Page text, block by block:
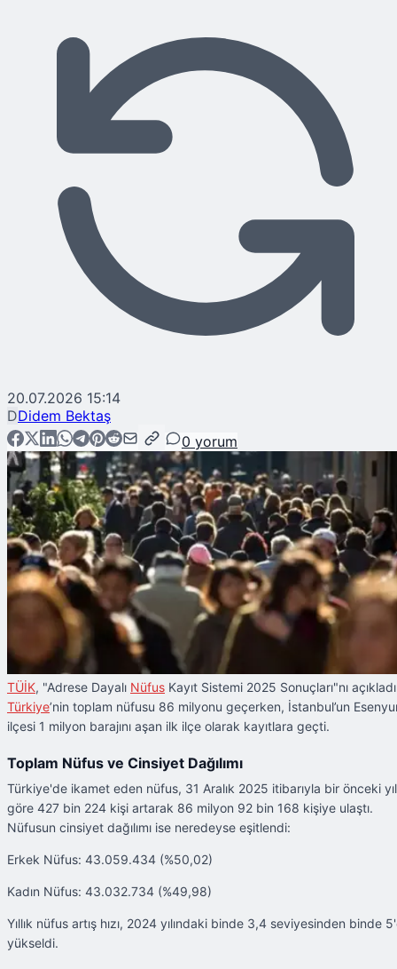
20.07.2026 15:14
DDidem Bektaş
0 yorum
TÜİK, "Adrese Dayalı Nüfus Kayıt Sistemi 2025 Sonuçları"nı
Türkiye’nin toplam nüfusu 86 milyonu geçerken, İstanbul’un
ilçesi 1 milyon barajını aşan ilk ilçe olarak kayıtlara geçti.
Toplam Nüfus ve Cinsiyet Dağılımı
Türkiye'de ikamet eden nüfus, 31 Aralık 2025 itibarıyla bir önceki
göre 427 bin 224 kişi artarak 86 milyon 92 bin 168 kişiye ulaştı.
Nüfusun cinsiyet dağılımı ise neredeyse eşitlendi:
Erkek Nüfus: 43.059.434 (%50,02)
Kadın Nüfus: 43.032.734 (%49,98)
Yıllık nüfus artış hızı, 2024 yılındaki binde 3,4 seviyesinden binde
yükseldi.